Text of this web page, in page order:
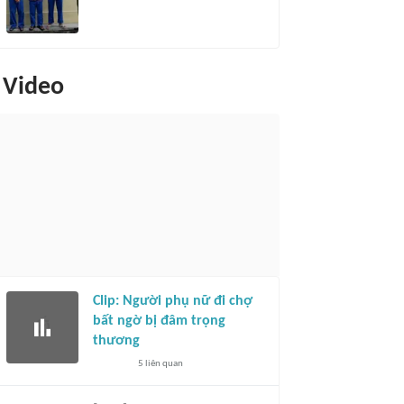
Video
Clip: Người phụ nữ đi chợ
bất ngờ bị đâm trọng
thương
5 liên quan